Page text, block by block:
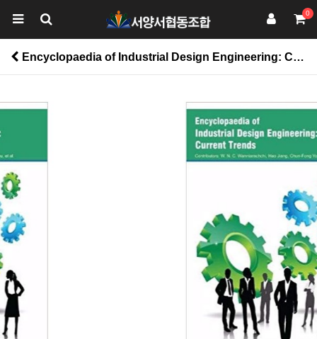
0
Encyclopaedia of Industrial Design Engineering: Current Trends 3 Vols > 공학계열